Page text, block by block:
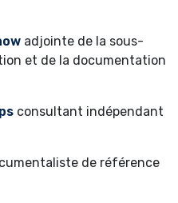
adjointe de la sous-
et de la documentation
consultant indépendant
de référence